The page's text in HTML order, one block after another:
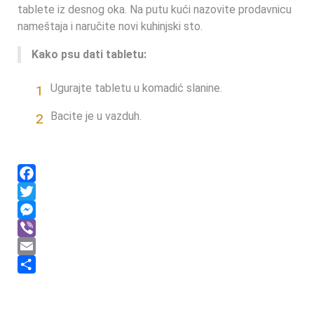
tablete iz desnog oka. Na putu kući nazovite prodavnicu
nameštaja i naručite novi kuhinjski sto.
Kako psu dati tabletu:
1 Ugurajte tabletu u komadić slanine.
2 Bacite je u vazduh.
Facebook
Twitter
Messenger
Viber
Email